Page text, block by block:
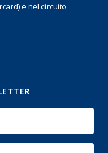
e nel circuito